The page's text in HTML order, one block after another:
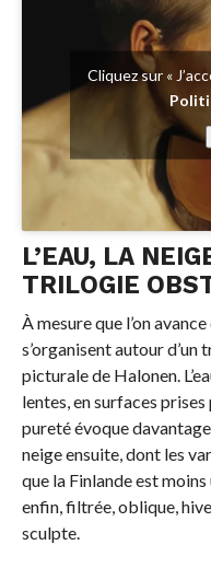
Cliquez sur «
L’EAU, LA
TRILOGIE
À mesure que l’on
s’organisent autour
picturale de Halonen.
lentes, en surfaces
pureté évoque
neige ensuite, dont les
que la Finlande est moins
enfin, filtrée, oblique,
sculpte.